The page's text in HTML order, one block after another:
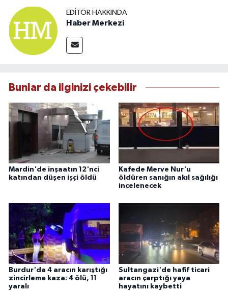
EDITÖR HAKKINDA
Haber Merkezi
Bunlar da ilginizi çekebilir
Mardin'de inşaatın 12'nci
katından düşen işçi öldü
Kafede Merve Nur'u
öldüren sanığın akıl sağılığı
incelenecek
Burdur'da 4 aracın karıştığı
zincirleme kaza: 4 ölü, 11
yaralı
Sultangazi'de hafif ticari
aracın çarptığı yaya
hayatını kaybetti